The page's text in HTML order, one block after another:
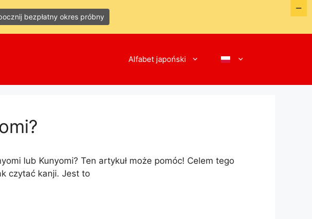
Alfabet japoński
lub Kunyomi? Ten artykuł może pomóc! Celem tego
czytać kanji. Jest to
bezpłatny okres próbny